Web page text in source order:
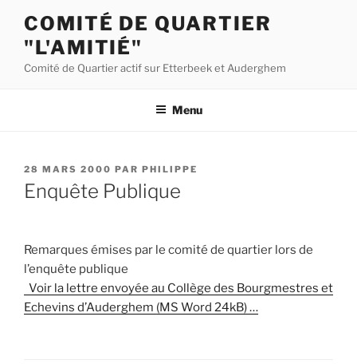
contenu
principal
COMITÉ DE QUARTIER
"L'AMITIÉ"
Comité de Quartier actif sur Etterbeek et Auderghem
Menu
PUBLIÉ
LE
28 MARS 2000 PAR PHILIPPE
Enquête Publique
Remarques émises par le comité de quartier lors de
l’enquête publique
Voir la lettre envoyée au Collège des Bourgmestres et
Echevins d’Auderghem (MS Word 24kB) …